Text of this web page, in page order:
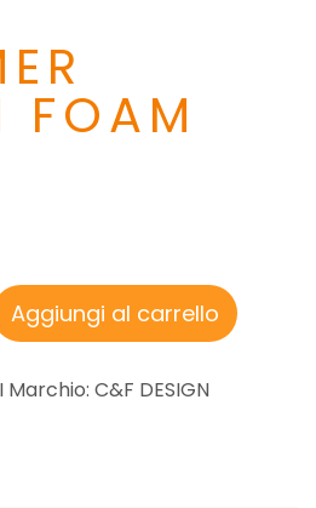
FOAM
Aggiungi al carrello
Marchio: C&F DESIGN